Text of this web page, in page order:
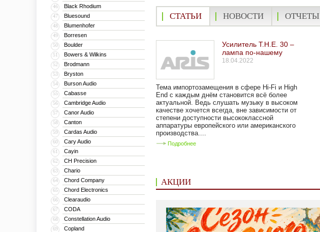
46 Black Rhodium
47 Bluesound
48 Blumenhofer
49 Borresen
50 Boulder
51 Bowers & Wilkins
52 Brodmann
53 Bryston
54 Burson Audio
55 Cabasse
56 Cambridge Audio
57 Canor Audio
58 Canton
59 Cardas Audio
60 Cary Audio
61 Cayin
62 CH Precision
63 Chario
64 Chord Company
65 Chord Electronics
66 Clearaudio
67 CODA
68 Constellation Audio
69 Copland
СТАТЬИ НОВОСТИ ОТЧЕТЫ
Усилитель T.H.E. 30 –
лампа по-нашему
18.04.2022
Тема импортозамещения в сфере Hi-Fi и High
End с каждым днём становится всё более
актуальной. Ведь слушать музыку в высоком
качестве хочется всегда, вне зависимости от
степени доступности высококлассной
аппаратуры европейского или американского
производства....
Подробнее
АКЦИИ